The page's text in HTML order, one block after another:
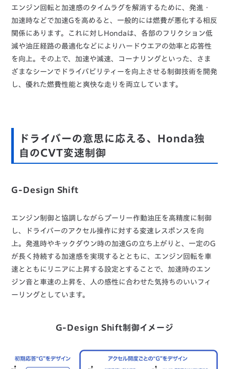
エンジン回転と加速感のタイムラグを解消するために、発進・
加速時などで加速Gを高めると、一般的には燃費が悪化する相反
関係にあります。これに対しHondaは、各部のフリクション低
減や油圧経路の最適化などによりハードウエアの効率と応答性
を向上。その上で、加速や減速、コーナリングといった、さま
ざまなシーンでドライバビリティーを向上させる制御技術を開発
し、優れた燃費性能と爽快な走りを両立しています。
ドライバーの意思に応える、Honda独
自のCVT変速制御
G-Design Shift
エンジン制御と協調しながらプーリー作動油圧を高精度に制御
し、ドライバーのアクセル操作に対する変速レスポンスを向
上。発進時やキックダウン時の加速Gの立ち上がりと、一定のG
が長く持続する加速感を実現するとともに、エンジン回転を車
速とともにリニアに上昇する設定とすることで、加速時のエン
ジン音と車速の上昇を、人の感性に合わせた気持ちのいいフィ
ーリングとしています。
G-Design Shift制御イメージ